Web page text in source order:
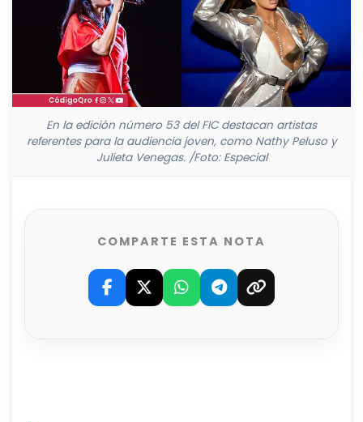
En la edición número 53 del FIC destacan artistas
referentes para la audiencia joven, como Nathy Peluso y
Julieta Venegas. /Foto: Especial
COMPARTE ESTA NOTA